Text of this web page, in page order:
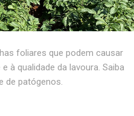
foliares que podem causar
à qualidade da lavoura. Saiba
de patógenos.